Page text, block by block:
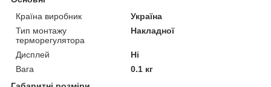
Країна виробник
Україна
Тип монтажу
терморегулятора
Накладної
Дисплей
Ні
Вага
0.1 кг